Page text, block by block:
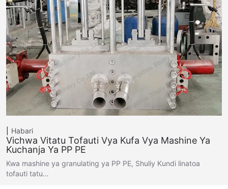
Habari
Vichwa Vitatu Tofauti Vya Kufa Vya Mashine Ya
Kuchanja Ya PP PE
Kwa mashine ya granulating ya PP PE, Shuliy Kundi linatoa
tofauti tatu…